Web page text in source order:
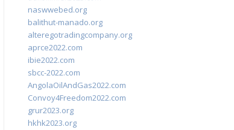
naswwebed.org
balithut-manado.org
alteregotradingcompany.org
aprce2022.com
ibie2022.com
sbcc-2022.com
AngolaOilAndGas2022.com
Convoy4Freedom2022.com
grur2023.org
hkhk2023.org